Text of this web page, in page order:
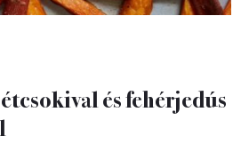
és fehérjedús